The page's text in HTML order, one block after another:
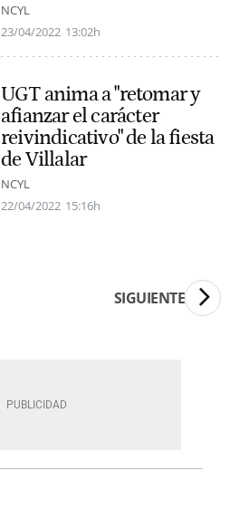
NCYL
23/04/2022 13:02h
UGT anima a "retomar y
afianzar el carácter
reivindicativo" de la fiesta
de Villalar
NCYL
22/04/2022 15:16h
SIGUIENTE